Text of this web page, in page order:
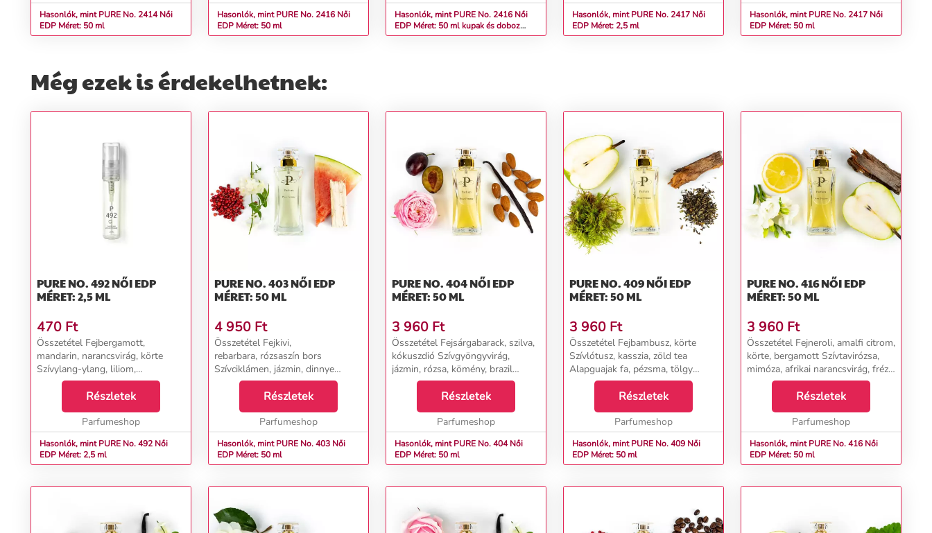
Hasonlók, mint PURE No. 2414 Női
EDP Méret: 50 ml
Hasonlók, mint PURE No. 2416 Női
EDP Méret: 50 ml
Hasonlók, mint PURE No. 2416 Női
EDP Méret: 50 ml kupak és doboz
nélkül
Hasonlók, mint PURE No. 2417 Női
EDP Méret: 2,5 ml
Hasonlók, mint PURE No. 2417 Női
EDP Méret: 50 ml
Még ezek is érdekelhetnek:
PURE NO. 492 NŐI EDP
MÉRET: 2,5 ML
470 Ft
Összetétel Fejbergamott,
mandarin, narancsvirág, körte
Szívylang-ylang, liliom,
narancsvirág Alapszantálfa,
vanília, borostyán, fehér pézsma...
Részletek
Parfumeshop
Hasonlók, mint PURE No. 492 Női
EDP Méret: 2,5 ml
PURE NO. 403 NŐI EDP
MÉRET: 50 ML
4 950 Ft
Összetétel Fejkivi,
rebarbara, rózsaszín bors
Szívciklámen, jázmin, dinnye
Alapcitrom, pézsma, szantálfa...
Részletek
Parfumeshop
Hasonlók, mint PURE No. 403 Női
EDP Méret: 50 ml
PURE NO. 404 NŐI EDP
MÉRET: 50 ML
3 960 Ft
Összetétel Fejsárgabarack, szilva,
kókuszdió Szívgyöngyvirág,
jázmin, rózsa, kömény, brazil
rózsafa, tubarózsa Alapszantálfa,
vanília, pézsma, mandula...
Részletek
Parfumeshop
Hasonlók, mint PURE No. 404 Női
EDP Méret: 50 ml
PURE NO. 409 NŐI EDP
MÉRET: 50 ML
3 960 Ft
Összetétel Fejbambusz, körte
Szívlótusz, kasszia, zöld tea
Alapguajak fa, pézsma, tölgy
moha...
Részletek
Parfumeshop
Hasonlók, mint PURE No. 409 Női
EDP Méret: 50 ml
PURE NO. 416 NŐI EDP
MÉRET: 50 ML
3 960 Ft
Összetétel Fejneroli, amalfi citrom,
körte, bergamott Szívtavirózsa,
mimóza, afrikai narancsvirág, frézia
Alapborostyán, guaiac fa,
Részletek
Parfumeshop
Hasonlók, mint PURE No. 416 Női
EDP Méret: 50 ml